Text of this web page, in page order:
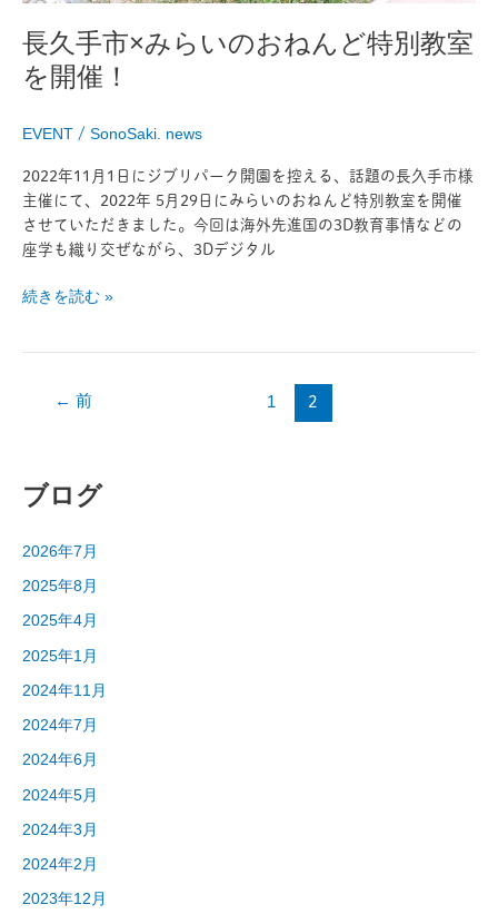
長久手市×みらいのおねんど特別教室
を開催！
EVENT / SonoSaki. news
2022年11月1日にジブリパーク開園を控える、話題の長久手市様
主催にて、2022年 5月29日にみらいのおねんど特別教室を開催
させていただきました。今回は海外先進国の3D教育事情などの
座学も織り交ぜながら、3Dデジタル
ね
ん
ど
特
教
を
開
催！
続きを読む »
← 前 1 2
ブログ
2026年7月
2025年8月
2025年4月
2025年1月
2024年11月
2024年7月
2024年6月
2024年5月
2024年3月
2024年2月
2023年12月